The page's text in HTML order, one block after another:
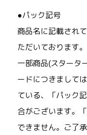
●パック記号
商品名に記載され
ただいております。
一部商品(スタータ
ードにつきまして
ている、「パック
合がございます。
できません。ご了承